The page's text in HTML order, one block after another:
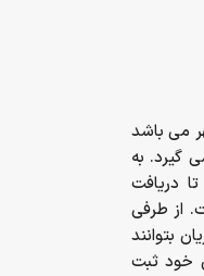
می باشد
گیرد. به
دریافت
از طرفی
بتوانند
خود ثبت